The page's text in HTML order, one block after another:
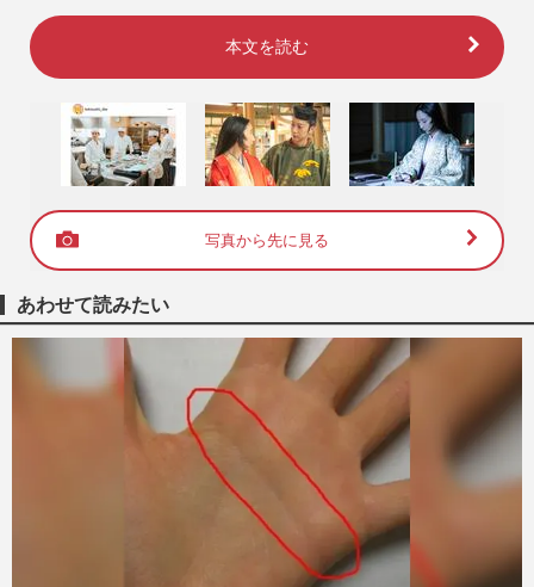
本文を読む
写真から先に見る
あわせて読みたい